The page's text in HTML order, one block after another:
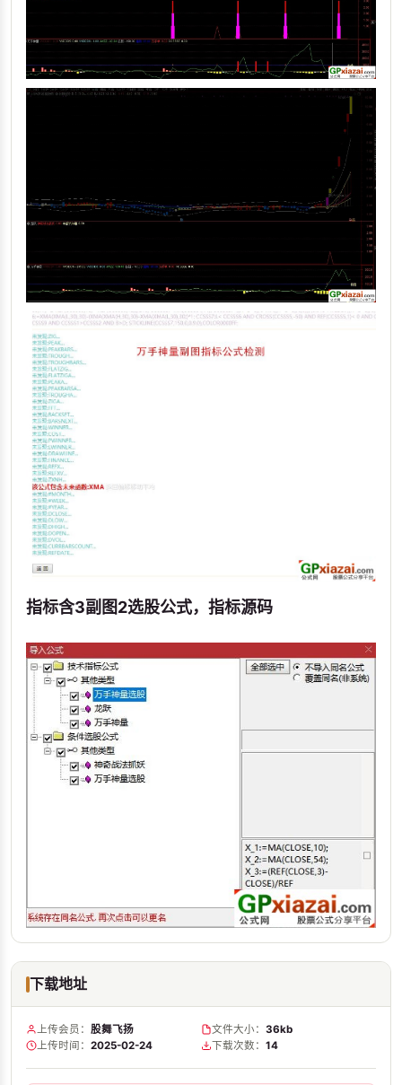
指标含3副图2选股公式，指标源码
下载地址
上传会员： 股舞飞扬 文件大小： 36kb
上传时间： 2025-02-24 下载次数： 14